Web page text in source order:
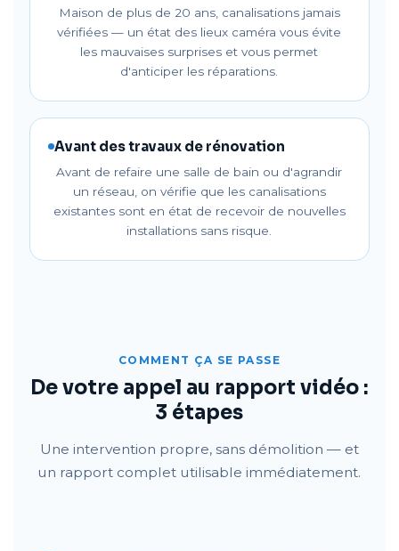
Maison de plus de 20 ans, canalisations jamais
vérifiées — un état des lieux caméra vous évite
les mauvaises surprises et vous permet
d'anticiper les réparations.
Avant des travaux de rénovation
Avant de refaire une salle de bain ou d'agrandir
un réseau, on vérifie que les canalisations
existantes sont en état de recevoir de nouvelles
installations sans risque.
COMMENT ÇA SE PASSE
De votre appel au rapport vidéo :
3 étapes
Une intervention propre, sans démolition — et
un rapport complet utilisable immédiatement.